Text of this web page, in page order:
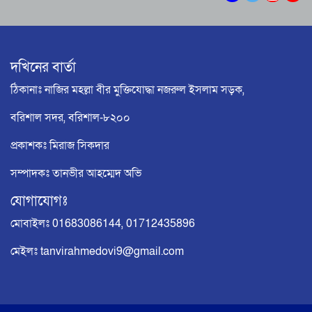
বরিশাল নগরীর চাঁদমারির মনোয়ারা হোটেল রান্নায়
ব্যবহার করছে ‘ম্যাজিক মসলা’: বাড়ছে মারাত্মক
স্বাস্থ্যঝুঁকি!
বরিশালে অর্ধ কোটি টাকা আত্মসাতের অভিযোগ,
প্রতারণার শিকার লিজা সিদ্দিক দম্পতি
ঈদুল আযহার শুভেচ্ছায় উন্নয়ন, ঐক্য ও মানবিকতার
বার্তা দিলেন কাউন্সিলর প্রার্থী জিতু
দখিনের বার্তা
ঠিকানাঃ নাজির মহল্লা বীর মুক্তিযোদ্ধা নজরুল ইসলাম সড়ক,
বরিশাল সদর, বরিশাল-৮২০০
প্রকাশকঃ মিরাজ সিকদার
সম্পাদকঃ তানভীর আহম্মেদ অভি
যোগাযোগঃ
মোবাইলঃ 01683086144, 01712435896
মেইলঃ tanvirahmedovi9@gmail.com